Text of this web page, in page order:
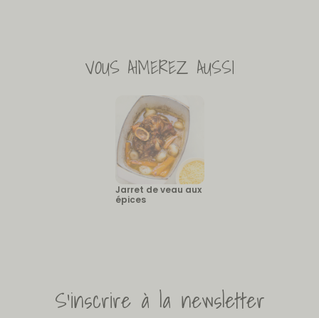
VOUS AIMEREZ AUSSI
Jarret de veau aux
épices
S'inscrire à la newsletter